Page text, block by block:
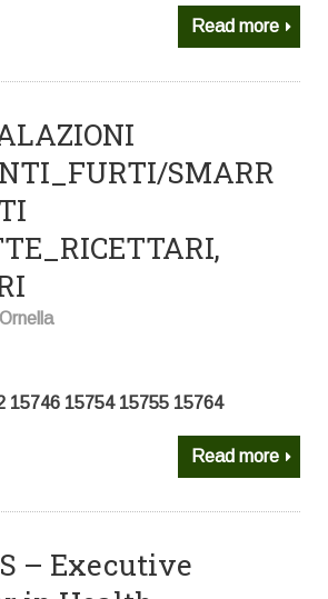
Read more
SMARR
Ornella
15746 15754 15755 15764
Read more
– Executive